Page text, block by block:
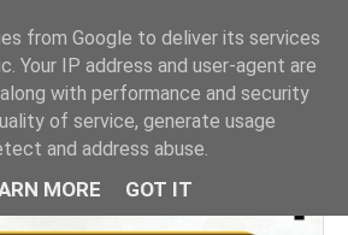
from Google to deliver its services
Your IP address and user-agent are
with performance and security
of service, generate usage
and address abuse.
MORE GOT IT